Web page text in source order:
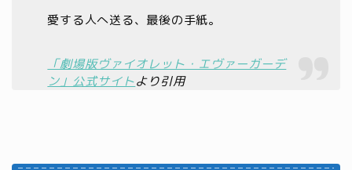
愛する人へ送る、最後の手紙。
「劇場版ヴァイオレット・エヴァーガーデ
ン」公式サイトより引用